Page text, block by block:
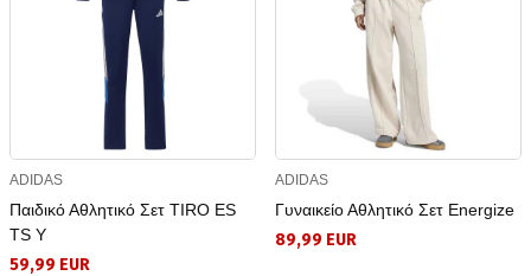
ADIDAS
Παιδικό Αθλητικό Σετ TIRO ES
TS Y
59,99 EUR
ADIDAS
Γυναικείο Αθλητικό Σετ Energize
89,99 EUR